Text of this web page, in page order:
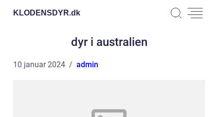
KLODENSDYR.dk
dyr i australien
10 januar 2024 admin